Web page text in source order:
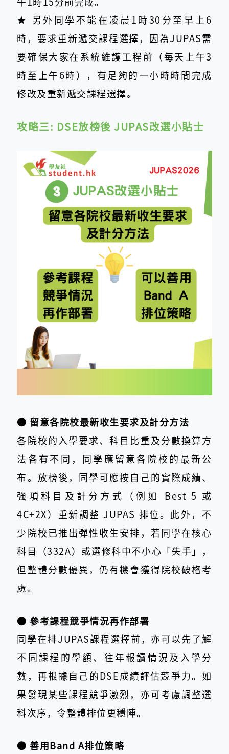
午1時15分前完成。
★ 另外同學不能在凌晨1時30分至早上6
時，要求重新遞交課程選擇，因為JUPAS需
要確保大家在系統維護工程前（每天上午3
時至上午6時），有足夠的一小時時間完成
修改及重新遞交課程選擇。
攻略三: DSE放榜後 JUPAS改選小貼士
​● 留意各院校最新收生要求及計分方法
各院校的入學要求、科目比重及分數換算方
法各有不同，同學應留意各院校的最新公
布。放榜後，同學可應按自己的實際成績、
強項科目及計分方式（例如 Best 5 或
4C+2X）重新調整 JUPAS 排位。此外，不
少院校已推出彈性收生安排，若同學在核心
科目（332A）或選修科中不小心「失手」，
但整體分數優異，仍有機會獲得院校破格考
慮。
● 參考課程競爭情況再作部署
同學在排JUPAS課程選擇前，亦可以先了解
不同課程的學額、往年報讀情況及入學分
數，再根據自己的DSE成績評估競爭力。如
果發現某些課程競爭激烈，亦可考慮調整選
科次序，令整體排位更穩陣。
● 善用Band A排位策略